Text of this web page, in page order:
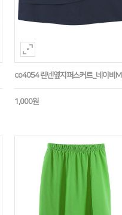
co4054 린넨옆지퍼스커트_네이비M
1,000원